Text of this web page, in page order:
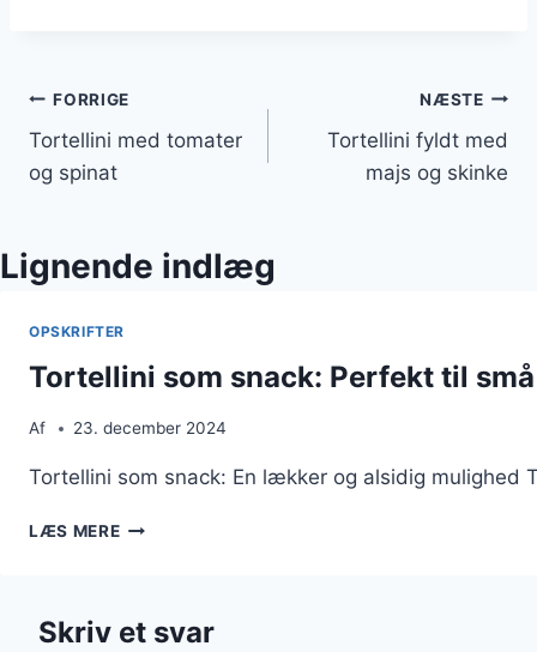
Indlægsnavigation
FORRIGE
Tortellini med tomater
og spinat
NÆSTE
Tortellini fyldt med
majs og skinke
Lignende indlæg
OPSKRIFTER
Tortellini som snack: Perfekt til
Af 23. december 2024
Tortellini som snack: En lækker og alsidig mulighed
LÆS MERETORTELLINI
TIL
Skriv et svar